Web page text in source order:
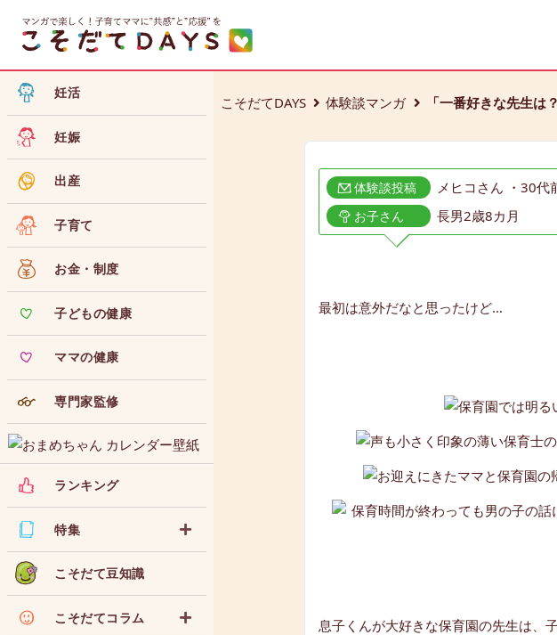
妊活
妊娠
出産
子育て
お金・制度
子どもの健康
ママの健康
専門家監修
ランキング
特集
こそだて豆知識
こそだてコラム
こそだてDAYS 体験談マンガ 「一番好きな先生は？
体験談投稿 メヒコさん ・30代
お子さん 長男2歳8カ月
最初は意外だなと思ったけど…
息子くんが大好きな保育園の先生は、